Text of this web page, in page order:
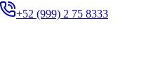
+52 (999) 2 75 8333